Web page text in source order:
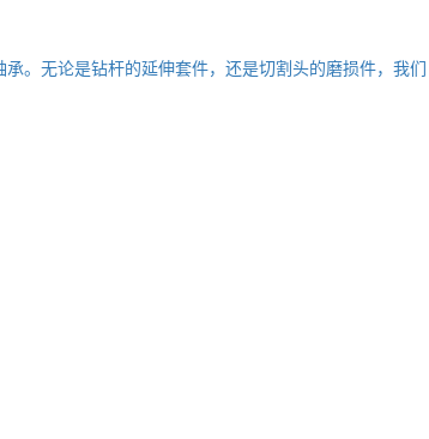
。无论是钻杆的延伸套件，还是切割头的磨损件，我们